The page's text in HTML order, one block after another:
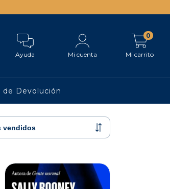
Ayuda Mi cuenta Mi carrito
0
de Devolución